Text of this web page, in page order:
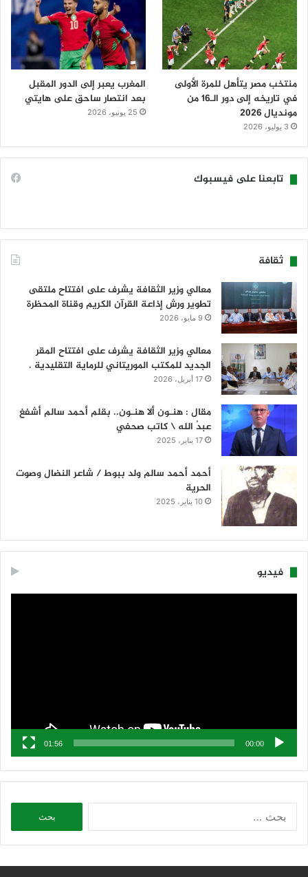
منتخب مصر يتأهل للمرة الأولى
في تاريخه إلى دور الـ16 من
مونديال 2026
3 يوليو، 2026
المغرب يعبر إلى الدور المقبل
بعد انتصار ساحق على هايتي
25 يونيو، 2026
تابعنا على فيسبوك
ثقافة
معالي وزير الثقافة يشرف على افتتاح ملتقى
تطوير ورش إذاعة القرآن الكريم وقناة المحظرة
9 مايو، 2026
معالي وزير الثقافة يشرف على افتتاح المقر
الجديد للمكتب الموريتاني للرماية التقليدية .
17 أبريل، 2026
مقال : هنـون ألا هنـون.. بقلم أحمد سالم أشفغ
عبدُ الله \ كاتب صحفي
17 يناير، 2025
أحمد أحمد سالم ولد ببوط / شاعر النضال وصوت
الحرية
10 يناير، 2025
فيديو
00:00
01:56